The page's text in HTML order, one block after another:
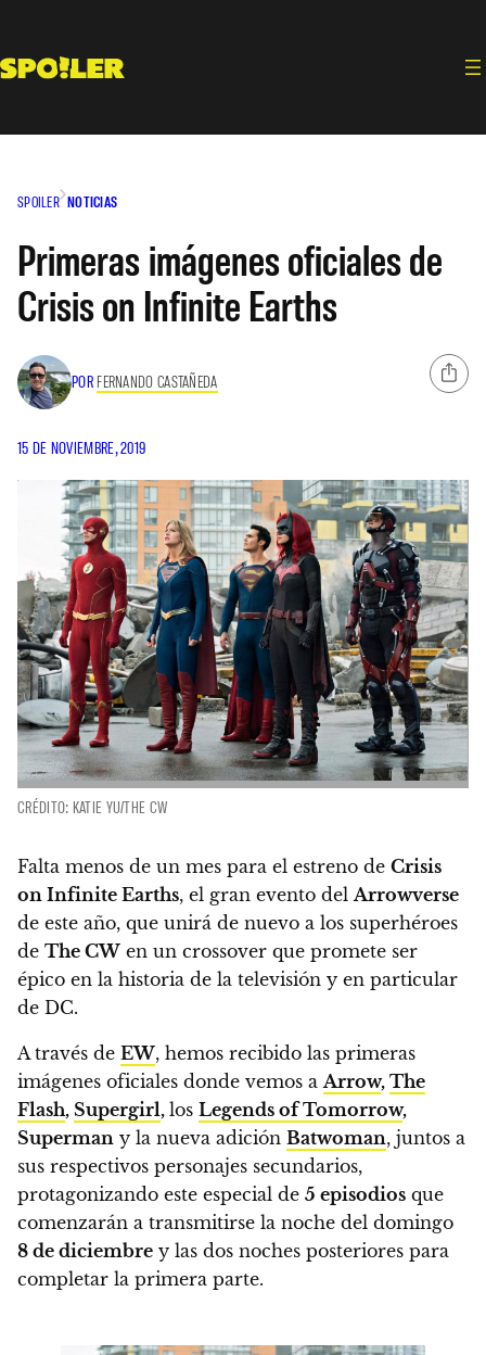
contenido
SPOILER NOTICIAS
Primeras imágenes oficiales de
Crisis on Infinite Earths
POR FERNANDO CASTAÑEDA
15 DE NOVIEMBRE, 2019
CRÉDITO: KATIE YU/THE CW
Falta menos de un mes para el estreno de Crisis
on Infinite Earths, el gran evento delArrowverse
de este año, que unirá de nuevo a los superhéroes
de The CW en un crossover que promete ser
épico en la historia de la televisión y en particular
de DC.
A través de EW, hemos recibido las primeras
imágenes oficiales donde vemos aArrow, The
Flash, Supergirl, los Legends of Tomorrow,
Superman y la nueva adición Batwoman, juntos a
sus respectivos personajes secundarios,
protagonizando este especial de 5 episodios que
comenzarán a transmitirse la noche del domingo
8 de diciembre y las dos noches posteriores para
completar la primera parte.